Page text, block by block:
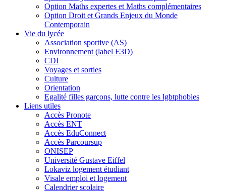
Option Maths expertes et Maths complémentaires
Option Droit et Grands Enjeux du Monde
Contemporain
Vie du lycée
Association sportive (AS)
Environnement (label E3D)
CDI
Voyages et sorties
Culture
Orientation
Egalité filles garçons, lutte contre les lgbtphobies
Liens utiles
Accès Pronote
Accès ENT
Accès EduConnect
Accès Parcoursup
ONISEP
Université Gustave Eiffel
Lokaviz logement étudiant
Visale emploi et logement
Calendrier scolaire